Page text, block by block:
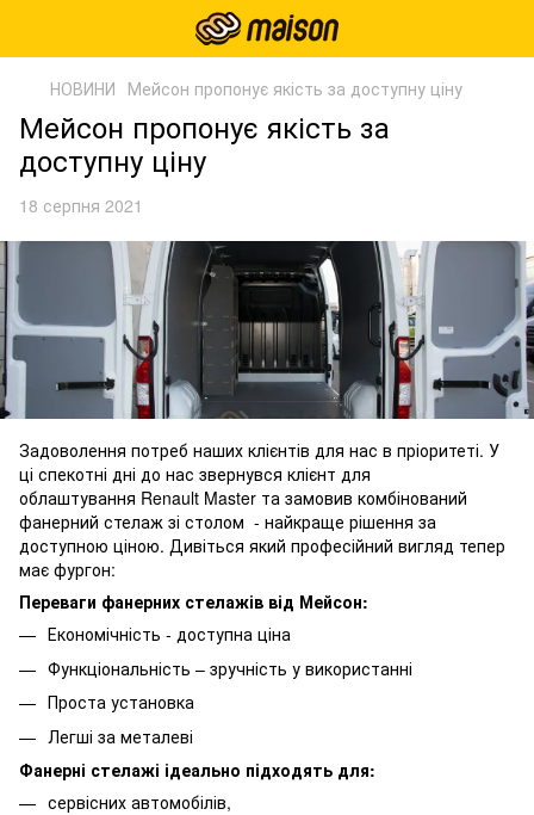
НОВИНИ Мейсон пропонує якість за доступну ціну
Мейсон пропонує якість за
доступну ціну
18 серпня 2021
Задоволення потреб наших клієнтів для нас в пріоритеті. У
ці спекотні дні до нас звернувся клієнт для
облаштування Renault Master та замовив комбінований
фанерний стелаж зі столом - найкраще рішення за
доступною ціною. Дивіться який професійний вигляд тепер
має фургон:
Переваги фанерних стелажів від Мейсон:
Економічність - доступна ціна
Функціональність – зручність у використанні
Проста установка
Легші за металеві
Фанерні стелажі ідеально підходять для:
сервісних автомобілів,